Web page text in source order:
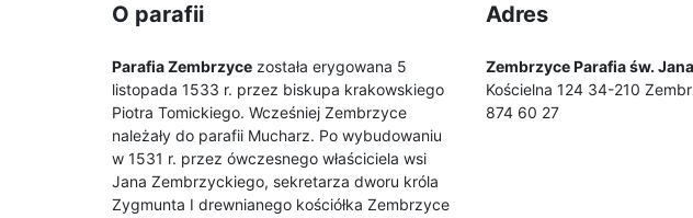
O parafii
Parafia Zembrzyce została erygowana 5
listopada 1533 r. przez biskupa krakowskiego
Piotra Tomickiego. Wcześniej Zembrzyce
należały do parafii Mucharz. Po wybudowaniu
w 1531 r. przez ówczesnego właściciela wsi
Jana Zembrzyckiego, sekretarza dworu króla
Zygmunta I drewnianego kościółka Zembrzyce
Adres
Zembrzyce Parafia św.
Kościelna 124 34-210
874 60 27